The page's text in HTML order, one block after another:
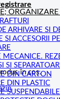
în coș.
ARHIVARE SI
SI ACCESORII
MECANICE.
SI
DIN CARTON
DIN PLASTIC
SUSPENDABILE